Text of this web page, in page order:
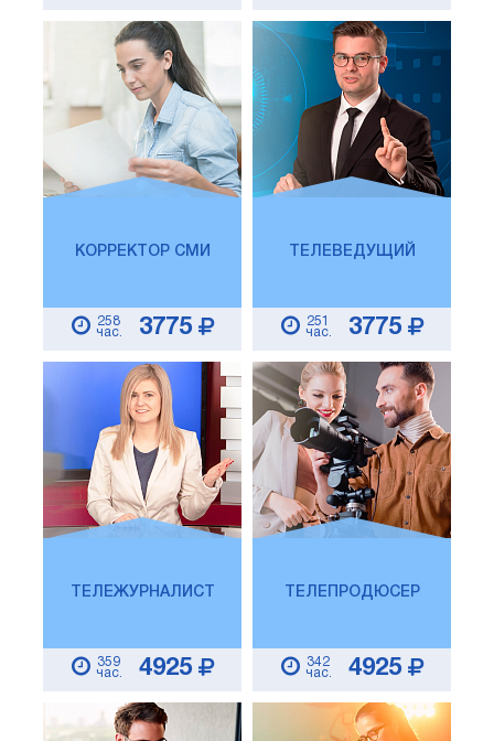
КОРРЕКТОР СМИ
258
час.
3775
ТЕЛЕВЕДУЩИЙ
251
час.
3775
ТЕЛЕЖУРНАЛИСТ
359
час.
4925
ТЕЛЕПРОДЮСЕР
342
час.
4925